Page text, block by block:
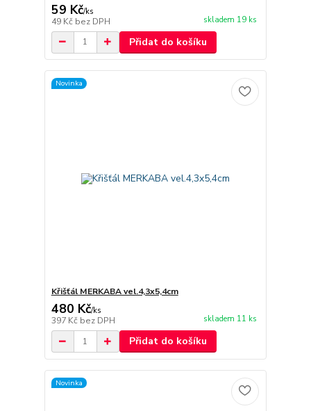
59 Kč/ks
49 Kč bez DPH skladem 19 ks
Přidat do košíku
Novinka
Křišťál MERKABA vel.4,3x5,4cm
480 Kč/ks
397 Kč bez DPH skladem 11 ks
Přidat do košíku
Novinka